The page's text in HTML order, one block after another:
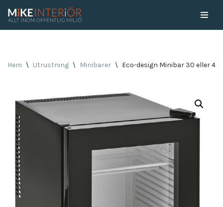
Hem \ Utrustning \ Minibarer \ Eco-design Minibar 30 eller